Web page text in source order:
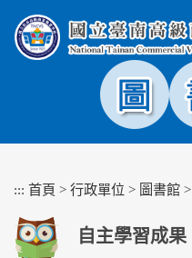
塊
::: 首頁 > 行政單位 > 圖書館 >
自主學習成果